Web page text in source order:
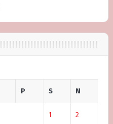
P S N
1 2